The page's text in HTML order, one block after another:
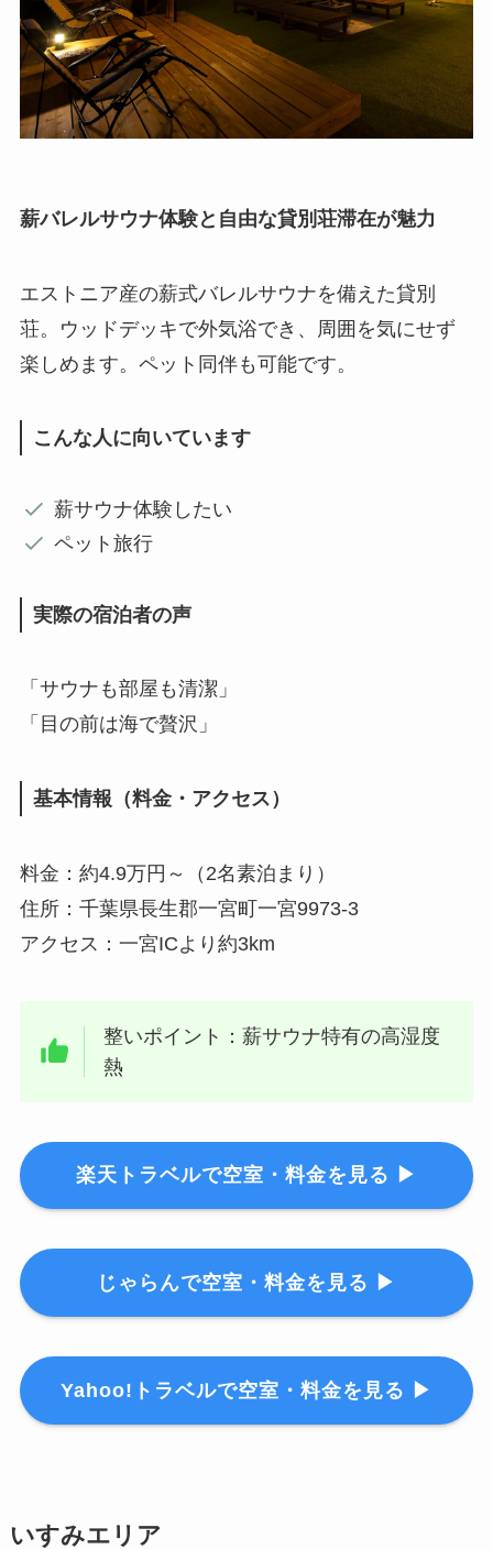
薪バレルサウナ体験と自由な貸別荘滞在が魅力
エストニア産の薪式バレルサウナを備えた貸別
荘。ウッドデッキで外気浴でき、周囲を気にせず
楽しめます。ペット同伴も可能です。
こんな人に向いています
薪サウナ体験したい
ペット旅行
実際の宿泊者の声
「サウナも部屋も清潔」
「目の前は海で贅沢」
基本情報（料金・アクセス）
料金：約4.9万円～（2名素泊まり）
住所：千葉県長生郡一宮町一宮9973-3
アクセス：一宮ICより約3km
整いポイント：薪サウナ特有の高湿度
熱
楽天トラベルで空室・料金を見る ▶
じゃらんで空室・料金を見る ▶
Yahoo!トラベルで空室・料金を見る ▶
いすみエリア